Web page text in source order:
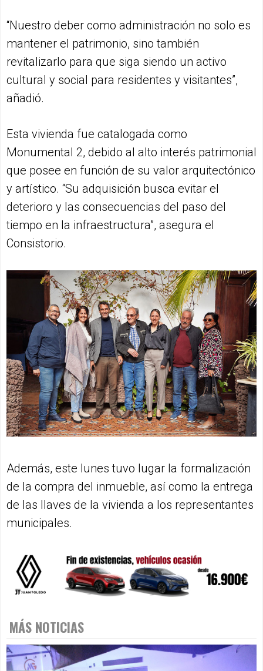
“Nuestro deber como administración no solo es
mantener el patrimonio, sino también
revitalizarlo para que siga siendo un activo
cultural y social para residentes y visitantes”,
añadió.
Esta vivienda fue catalogada como
Monumental 2, debido al alto interés patrimonial
que posee en función de su valor arquitectónico
y artístico. “Su adquisición busca evitar el
deterioro y las consecuencias del paso del
tiempo en la infraestructura”, asegura el
Consistorio.
Además, este lunes tuvo lugar la formalización
de la compra del inmueble, así como la entrega
de las llaves de la vivienda a los representantes
municipales.
MÁS NOTICIAS